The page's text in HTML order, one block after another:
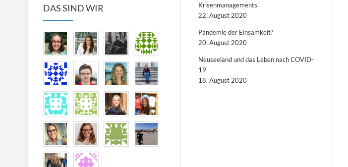
DAS SIND WIR
Krisenmanagements
22. August 2020
Pandemie der Einsamkeit?
20. August 2020
Neuseeland und das Leben nach COVID-
19
18. August 2020